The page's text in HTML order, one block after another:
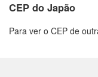
CEP do Japão
Para ver o CEP de